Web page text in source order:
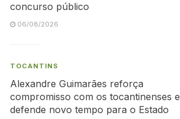
concurso público
06/08/2026
TOCANTINS
Alexandre Guimarães reforça
compromisso com os tocantinenses e
defende novo tempo para o Estado